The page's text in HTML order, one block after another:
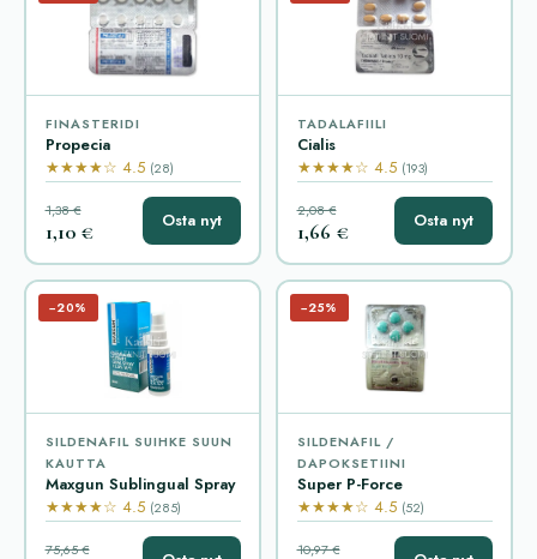
FINASTERIDI
Propecia
★★★★☆ 4.5 (28)
1,38 €
1,10 € Osta nyt
TADALAFIILI
Cialis
★★★★☆ 4.5 (193)
2,08 €
1,66 € Osta nyt
−20%
SILDENAFIL SUIHKE SUUN
KAUTTA
Maxgun Sublingual Spray
★★★★☆ 4.5 (285)
75,65 €
−25%
SILDENAFIL /
DAPOKSETIINI
Super P-Force
★★★★☆ 4.5 (52)
10,97 €